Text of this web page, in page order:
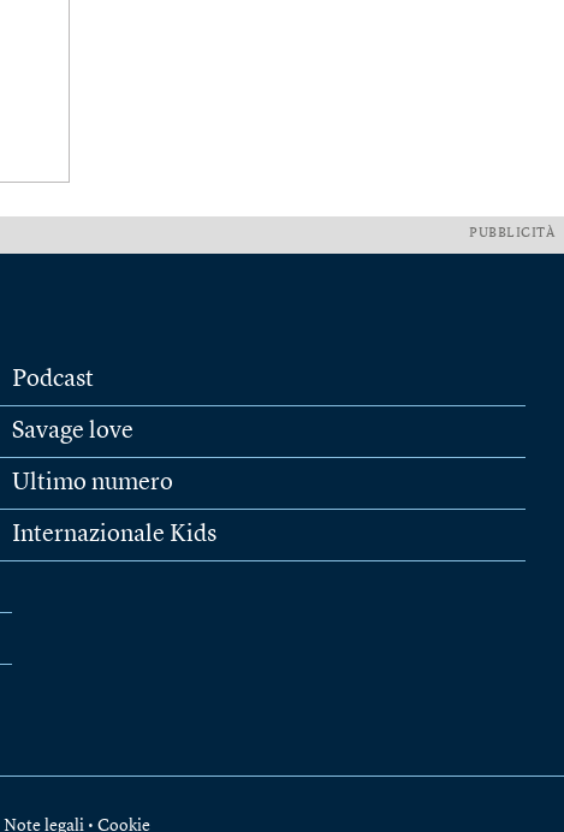
PUBBLICITÀ
Podcast
Savage love
Ultimo numero
Internazionale Kids
Note legali • Cookie